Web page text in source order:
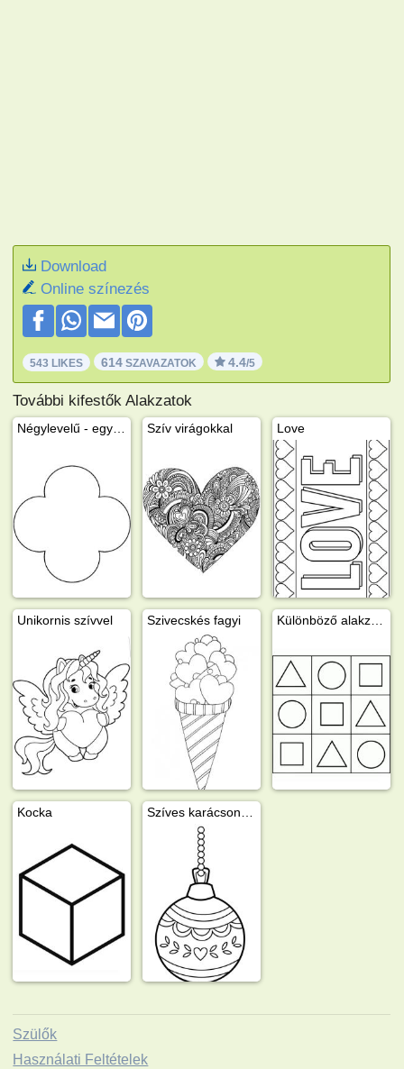
Download
Online színezés
543 LIKES 614 SZAVAZATOK 4.4/5
További kifestők Alakzatok
Szív virágokkal Love
Unikornis szívvel Szivecskés fagyi
Kocka
Szülők
Használati Feltételek